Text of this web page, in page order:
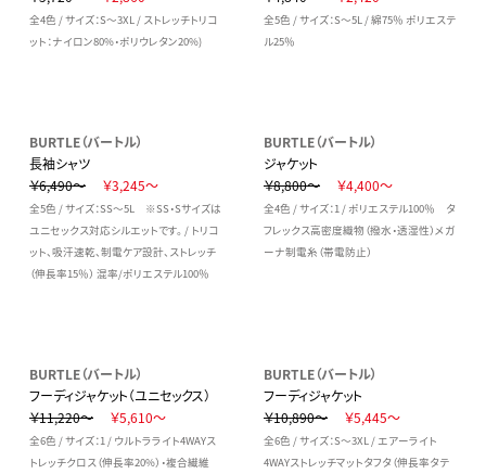
全4色 / サイズ：S～3XL / ストレッチトリコ
ット：ナイロン80%・ポリウレタン20%)
全5色 / サイズ：S～5L / 綿75％ ポリエステ
ル25％
BURTLE（バートル）
長袖シャツ
￥6,490～
￥3,245～
全5色 / サイズ：SS～5L ※SS・Sサイズは
ユニセックス対応シルエットです。 / トリコ
ット、吸汗速乾、制電ケア設計、ストレッチ
（伸長率15％） 混率/ポリエステル100％
BURTLE（バートル）
ジャケット
￥8,800～
￥4,400～
全4色 / サイズ：1 / ポリエステル100％ タ
フレックス高密度織物（撥水・透湿性）メガ
ーナ制電糸（帯電防止）
BURTLE（バートル）
フーディジャケット（ユニセックス）
￥11,220～
￥5,610～
全6色 / サイズ：1 / ウルトラライト4WAYス
トレッチクロス（伸長率20%）・複合繊維
BURTLE（バートル）
フーディジャケット
￥10,890～
￥5,445～
全6色 / サイズ：S～3XL / エアーライト
4WAYストレッチマットタフタ（伸長率タテ